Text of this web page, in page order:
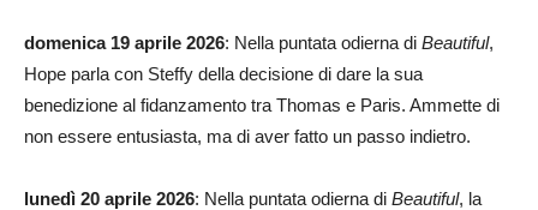
domenica 19 aprile 2026: Nella puntata odierna di Beautiful,
Hope parla con Steffy della decisione di dare la sua
benedizione al fidanzamento tra Thomas e Paris. Ammette di
non essere entusiasta, ma di aver fatto un passo indietro.
lunedì 20 aprile 2026: Nella puntata odierna di Beautiful, la